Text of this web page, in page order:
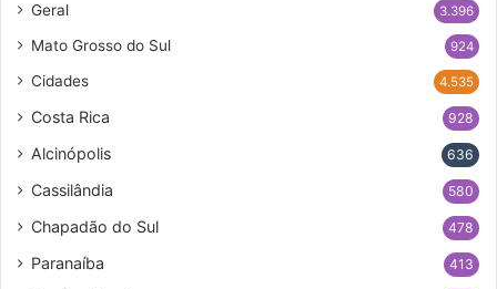
Geral 3.396
Mato Grosso do Sul 924
Cidades 4.535
Costa Rica 928
Alcinópolis 636
Cassilândia 580
Chapadão do Sul 478
Paranaíba 413